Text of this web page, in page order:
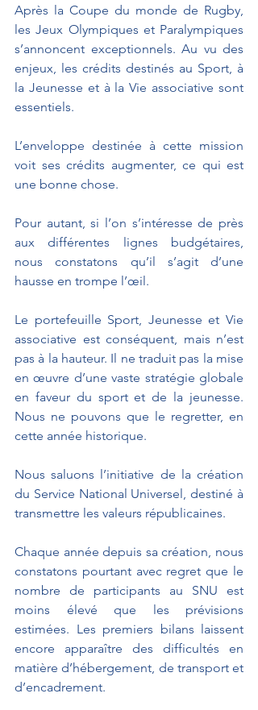
Après la Coupe du monde de Rugby,
les Jeux Olympiques et Paralympiques
s’annoncent exceptionnels. Au vu des
enjeux, les crédits destinés au Sport, à
la Jeunesse et à la Vie associative sont
essentiels.
L’enveloppe destinée à cette mission
voit ses crédits augmenter, ce qui est
une bonne chose.
Pour autant, si l’on s’intéresse de près
aux différentes lignes budgétaires,
nous constatons qu’il s’agit d’une
hausse en trompe l’œil.
Le portefeuille Sport, Jeunesse et Vie
associative est conséquent, mais n’est
pas à la hauteur. Il ne traduit pas la mise
en œuvre d’une vaste stratégie globale
en faveur du sport et de la jeunesse.
Nous ne pouvons que le regretter, en
cette année historique.
Nous saluons l’initiative de la création
du Service National Universel, destiné à
transmettre les valeurs républicaines.
Chaque année depuis sa création, nous
constatons pourtant avec regret que le
nombre de participants au SNU est
moins élevé que les prévisions
estimées. Les premiers bilans laissent
encore apparaître des difficultés en
matière d’hébergement, de transport et
d’encadrement.